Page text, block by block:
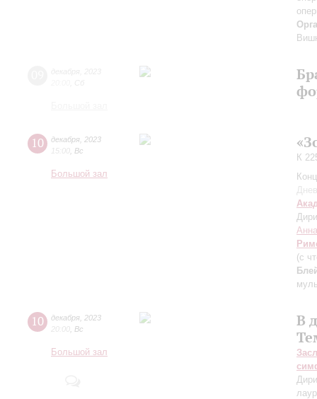
10 декабря 2023
15:00 Вс
Большой зал
К
(с
10 декабря 2023
20:00 Вс
Большой зал
В